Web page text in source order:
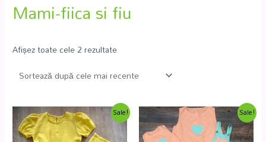
Mami-fiica si fiu
Afișez toate cele 2 rezultate
Sale! Sale!